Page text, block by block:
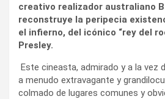
creativo realizador australiano
reconstruye la peripecia
el infierno, del icónico “rey del
Presley.
Este cineasta, admirado y a la vez
a menudo extravagante y
colmado de lugares comunes y